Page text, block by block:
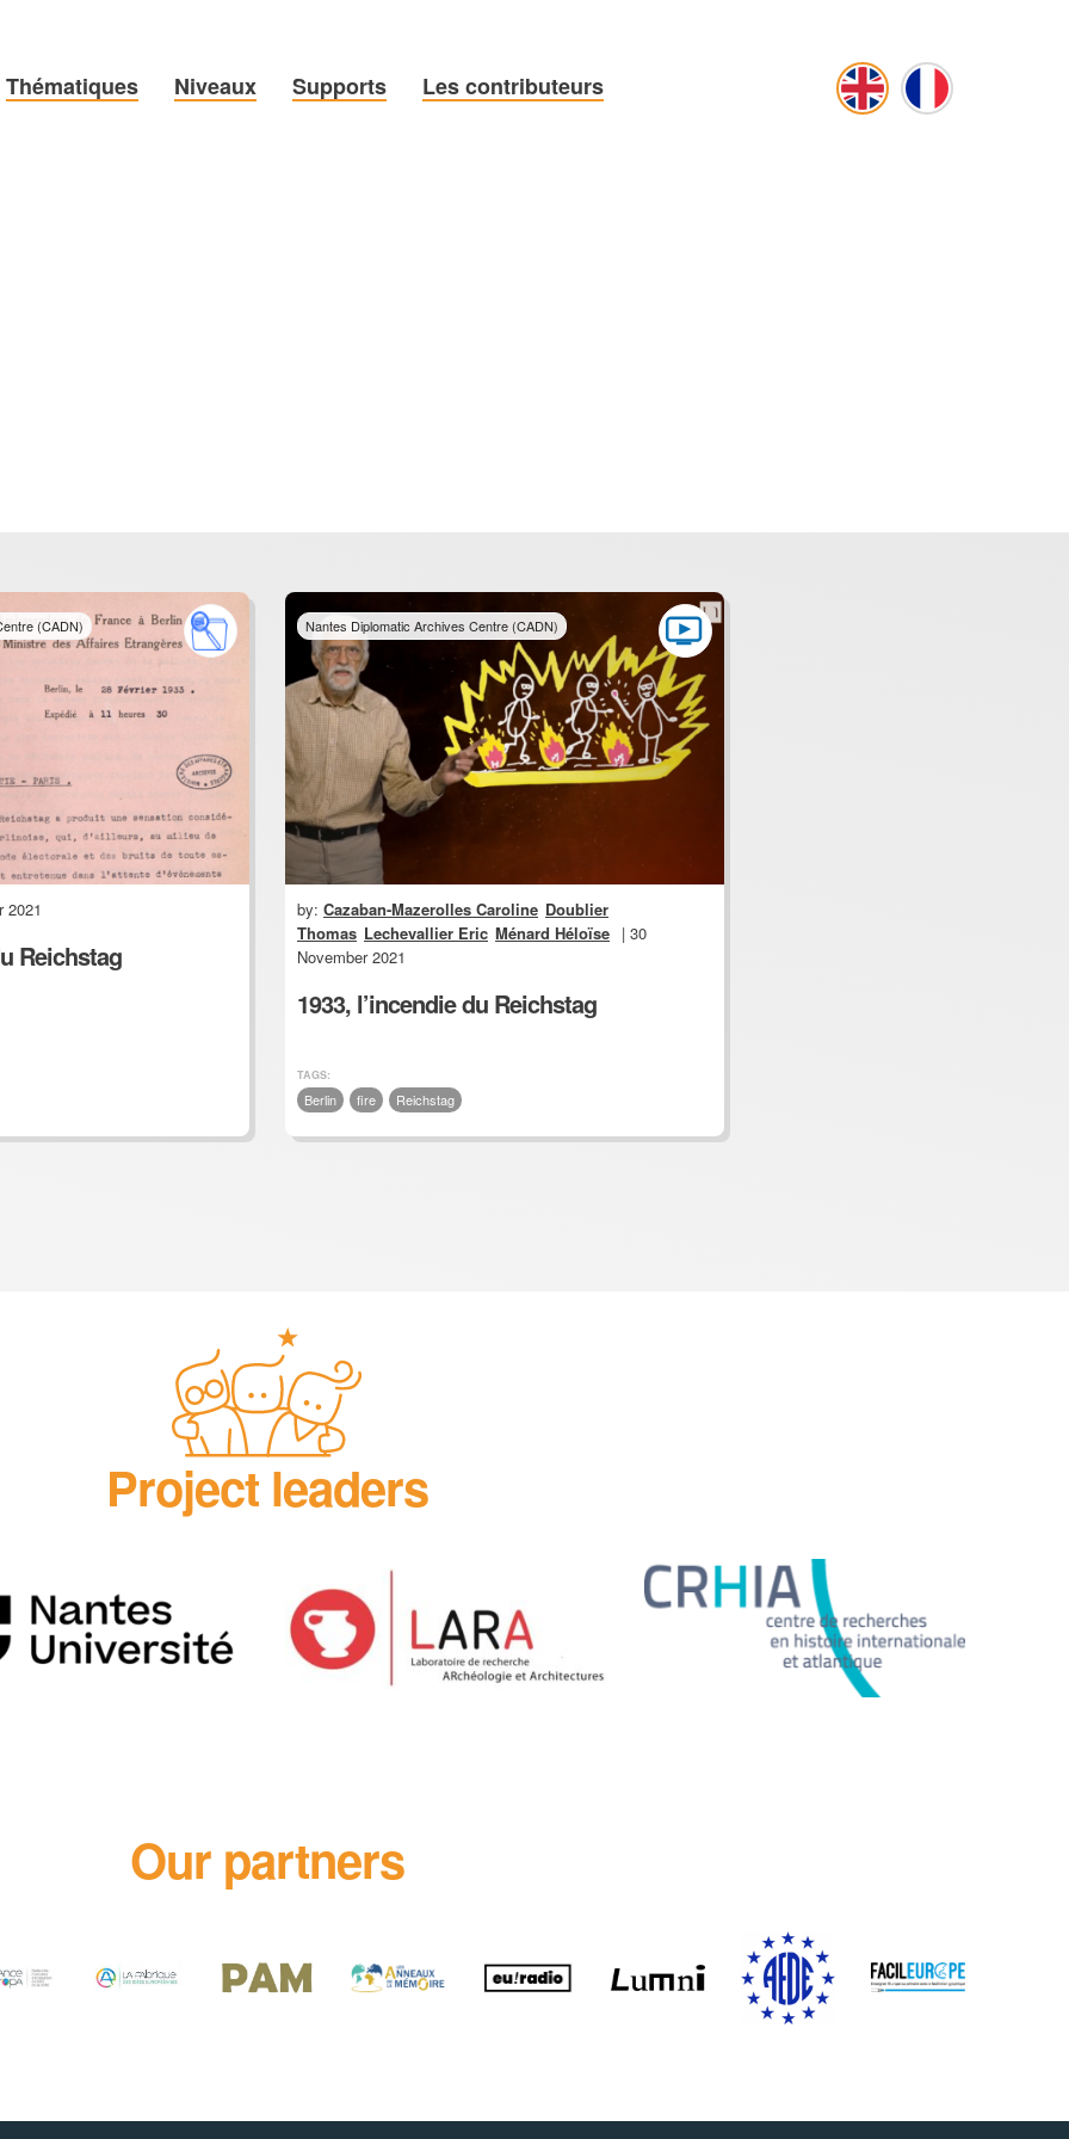
Thématiques Niveaux Supports Les contributeurs
(CADN)
2021
Reichstag
Nantes Diplomatic Archives Centre (CADN)
by: Cazaban-Mazerolles Caroline Doublier
Thomas Lechevallier Eric Ménard Héloïse | 30
November 2021
1933, l’incendie du Reichstag
TAGS:
Berlin fire Reichstag
Project leaders
Our partners